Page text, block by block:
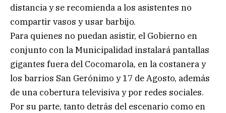
distancia y se recomienda a los asistentes no
compartir vasos y usar barbijo.
Para quienes no puedan asistir, el Gobierno en
conjunto con la Municipalidad instalará pantallas
gigantes fuera del Cocomarola, en la costanera y
los barrios San Gerónimo y 17 de Agosto, además
de una cobertura televisiva y por redes sociales.
Por su parte, tanto detrás del escenario como en